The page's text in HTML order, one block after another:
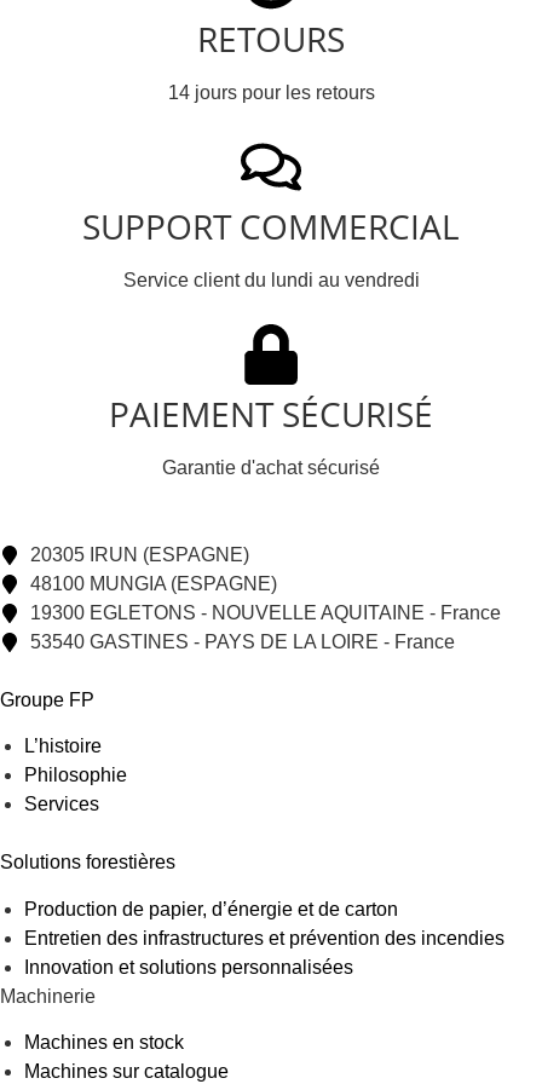
RETOURS
14 jours pour les retours
SUPPORT COMMERCIAL
Service client du lundi au vendredi
PAIEMENT SÉCURISÉ
Garantie d'achat sécurisé
20305 IRUN (ESPAGNE)
48100 MUNGIA (ESPAGNE)
19300 EGLETONS - NOUVELLE AQUITAINE - France
53540 GASTINES - PAYS DE LA LOIRE - France
Groupe FP
L’histoire
Philosophie
Services
Solutions forestières
Production de papier, d’énergie et de carton
Entretien des infrastructures et prévention des incendies
Innovation et solutions personnalisées
Machinerie
Machines en stock
Machines sur catalogue